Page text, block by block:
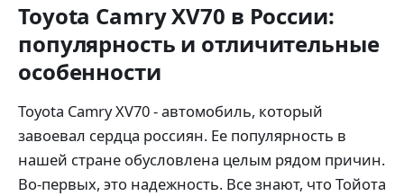
Toyota Camry XV70 в России:
популярность и отличительные
особенности
Toyota Camry XV70 - автомобиль, который
завоевал сердца россиян. Ее популярность в
нашей стране обусловлена целым рядом причин.
Во-первых, это надежность. Все знают, что Тойота